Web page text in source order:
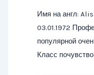
Имя на англ:
03.01.1972
популярной
Класс